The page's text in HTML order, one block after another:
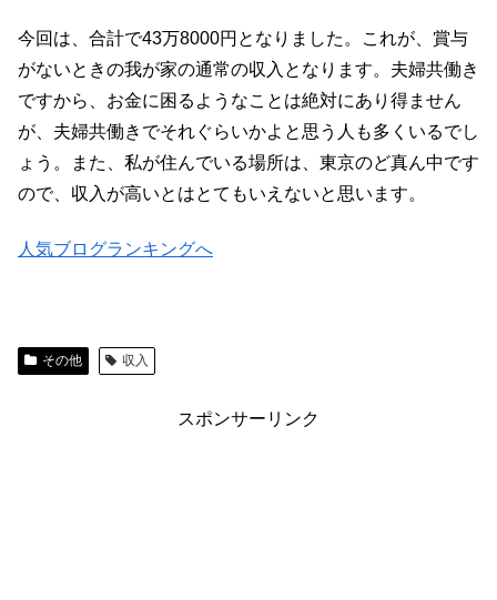
今回は、合計で43万8000円となりました。これが、賞与
がないときの我が家の通常の収入となります。夫婦共働き
ですから、お金に困るようなことは絶対にあり得ません
が、夫婦共働きでそれぐらいかよと思う人も多くいるでし
ょう。また、私が住んでいる場所は、東京のど真ん中です
ので、収入が高いとはとてもいえないと思います。
人気ブログランキングへ
その他 収入
スポンサーリンク